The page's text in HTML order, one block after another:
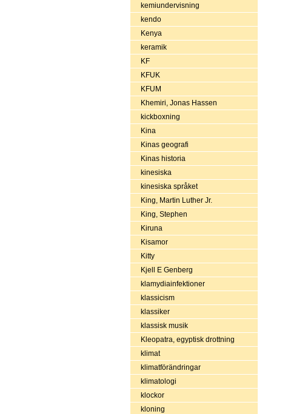
kemiundervisning
kendo
Kenya
keramik
KF
KFUK
KFUM
Khemiri, Jonas Hassen
kickboxning
Kina
Kinas geografi
Kinas historia
kinesiska
kinesiska språket
King, Martin Luther Jr.
King, Stephen
Kiruna
Kisamor
Kitty
Kjell E Genberg
klamydiainfektioner
klassicism
klassiker
klassisk musik
Kleopatra, egyptisk drottning
klimat
klimatförändringar
klimatologi
klockor
kloning